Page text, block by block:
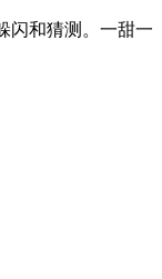
闪和猜测。一甜一